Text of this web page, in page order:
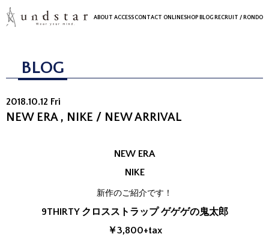
ABOUT ACCESSCONTACT ONLINESHOP BLOG RECRUIT / RONDO
BLOG
2018.10.12 Fri
NEW ERA , NIKE / NEW ARRIVAL
NEW ERA
NIKE
新作のご紹介です！
9THIRTY クロスストラップ ゲゲゲの鬼太郎
￥3,800+tax